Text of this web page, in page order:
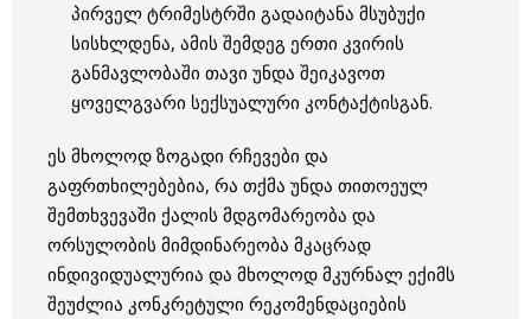
პირველ ტრიმესტრში გადაიტანა მსუბუქი
სისხლდენა, ამის შემდეგ ერთი კვირის
განმავლობაში თავი უნდა შეიკავოთ
ყოველგვარი სექსუალური კონტაქტისგან.
ეს მხოლოდ ზოგადი რჩევები და
გაფრთხილებებია, რა თქმა უნდა თითოეულ
შემთხვევაში ქალის მდგომარეობა და
ორსულობის მიმდინარეობა მკაცრად
ინდივიდუალურია და მხოლოდ მკურნალ ექიმს
შეუძლია კონკრეტული რეკომენდაციების